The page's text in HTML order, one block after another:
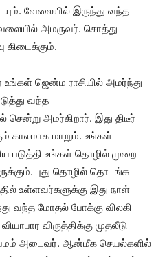
வேலையில் இருந்து வந்த
அமருவர். சொத்து
கிடைக்கும்.
ஜென்ம ராசியில் அமர்ந்து
வந்த
சென்று அமர்கிறார். இது திடீர்
காலமாக மாறும். உங்கள்
படுத்தி உங்கள் தொழில் முறை
புது தொழில் தொடங்க
உள்ளவர்களுக்கு இது நாள்
வந்த மோதல் போக்கு விலகி
விருத்திக்கு முதலீடு
அடைவர். ஆன்மீக செயல்களில்